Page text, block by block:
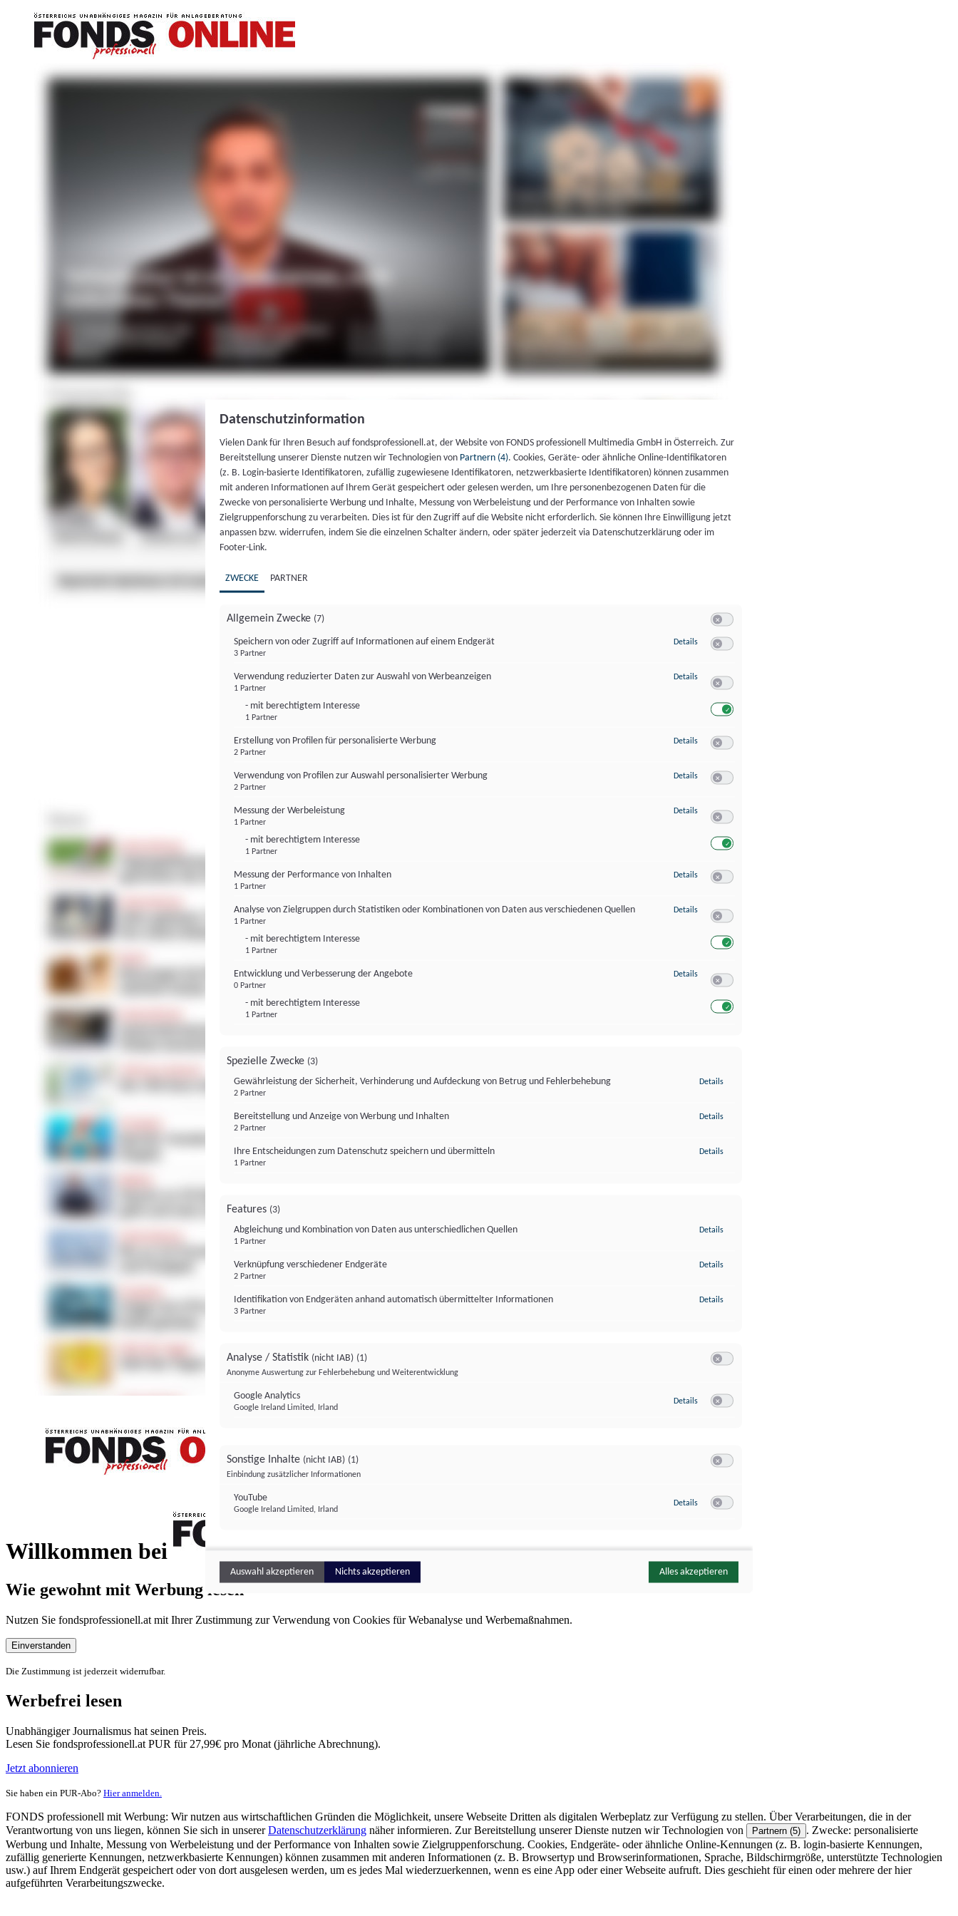
Willkommen bei
FONDS professionell
Wie gewohnt mit Werbung lesen
Nutzen Sie fondsprofessionell.at mit Ihrer Zustimmung zur Verwendung von Cookies für Webanalyse und Werbemaßnahmen.
Einverstanden
Die Zustimmung ist jederzeit widerrufbar.
Werbefrei lesen
Unabhängiger Journalismus hat seinen Preis.
Lesen Sie fondsprofessionell.at PUR für 27,99€ pro Monat (jährliche Abrechnung).
Jetzt abonnieren
Sie haben ein PUR-Abo? Hier anmelden.
FONDS professionell mit Werbung: Wir nutzen aus wirtschaftlichen Gründen die Möglichkeit, unsere Webseite Dritten als digitalen Werbeplatz zur Verfügung zu stellen. Über Verarbeitungen, die in der
Verantwortung von uns liegen, können Sie sich in unsererDatenschutzerklärung näher informieren. Zur Bereitstellung unserer Dienste nutzen wir Technologien von Partnern (5) . Zwecke: personalisierte
Werbung und Inhalte, Messung von Werbeleistung und der Performance von Inhalten sowie Zielgruppenforschung. Cookies, Endgeräte- oder ähnliche Online-Kennungen (z. B. login-basierte Kennungen,
zufällig generierte Kennungen, netzwerkbasierte Kennungen) können zusammen mit anderen Informationen (z. B. Browsertyp und Browserinformationen, Sprache, Bildschirmgröße, unterstützte Technologien
usw.) auf Ihrem Endgerät gespeichert oder von dort ausgelesen werden, um es jedes Mal wiederzuerkennen, wenn es eine App oder einer Webseite aufruft. Dies geschieht für einen oder mehrere der hier
aufgeführten Verarbeitungszwecke.
Datenschutzinformation
Vielen Dank für Ihren Besuch auf fondsprofessionell.at, der Website von FONDS professionell Multimedia GmbH in Österreich. Zur
Bereitstellung unserer Dienste nutzen wir Technologien von Partnern (4). Cookies, Geräte- oder ähnliche Online-Identifikatoren
(z. B. Login-basierte Identifikatoren, zufällig zugewiesene Identifikatoren, netzwerkbasierte Identifikatoren) können zusammen
mit anderen Informationen auf Ihrem Gerät gespeichert oder gelesen werden, um Ihre personenbezogenen Daten für die
Zwecke von personalisierte Werbung und Inhalte, Messung von Werbeleistung und der Performance von Inhalten sowie
Zielgruppenforschung zu verarbeiten. Dies ist für den Zugriff auf die Website nicht erforderlich. Sie können Ihre Einwilligung jetzt
anpassen bzw. widerrufen, indem Sie die einzelnen Schalter ändern, oder später jederzeit via Datenschutzerklärung oder im
Footer-Link.
ZWECKE PARTNER
Allgemein Zwecke (7)
Speichern von oder Zugriff auf Informationen auf einem Endgerät
3 Partner
Details zu Speichern von oder Zugriff auf Informationen auf einem Endgerät
Verwendung reduzierter Daten zur Auswahl von Werbeanzeigen
1 Partner
- mit berechtigtem Interesse
1 Partner
Details zu Verwendung reduzierter Daten zur Auswahl von Werbeanzeigen
Erstellung von Profilen für personalisierte Werbung
2 Partner
Details zu Erstellung von Profilen für personalisierte Werbung
Verwendung von Profilen zur Auswahl personalisierter Werbung
2 Partner
Details zu Verwendung von Profilen zur Auswahl personalisierter Werbung
Messung der Werbeleistung
1 Partner
- mit berechtigtem Interesse
1 Partner
Details zu Messung der Werbeleistung
Messung der Performance von Inhalten
1 Partner
Details zu Messung der Performance von Inhalten
Analyse von Zielgruppen durch Statistiken oder Kombinationen von Daten aus verschiedenen Quellen
1 Partner
- mit berechtigtem Interesse
1 Partner
Details zu Analyse von Zielgruppen durch Statistiken oder Kombinationen von
Entwicklung und Verbesserung der Angebote
0 Partner
- mit berechtigtem Interesse
1 Partner
Details zu Entwicklung und Verbesserung der Angebote
Spezielle Zwecke (3)
Gewährleistung der Sicherheit, Verhinderung und Aufdeckung von Betrug und Fehlerbehebung
2 Partner
Details
Bereitstellung und Anzeige von Werbung und Inhalten
2 Partner
Details
Ihre Entscheidungen zum Datenschutz speichern und übermitteln
1 Partner
Details
Features (3)
Abgleichung und Kombination von Daten aus unterschiedlichen Quellen
1 Partner
Details
Verknüpfung verschiedener Endgeräte
2 Partner
Details
Identifikation von Endgeräten anhand automatisch übermittelter Informationen
3 Partner
Details
Analyse / Statistik (nicht IAB) (1)
Anonyme Auswertung zur Fehlerbehebung und Weiterentwicklung
Google Analytics
Google Ireland Limited, Irland
Details zu Google Analytics
Sonstige Inhalte (nicht IAB) (1)
Einbindung zusätzlicher Informationen
YouTube
Google Ireland Limited, Irland
Details zu YouTube
Auswahl akzeptieren Nichts akzeptieren Alles akzeptieren